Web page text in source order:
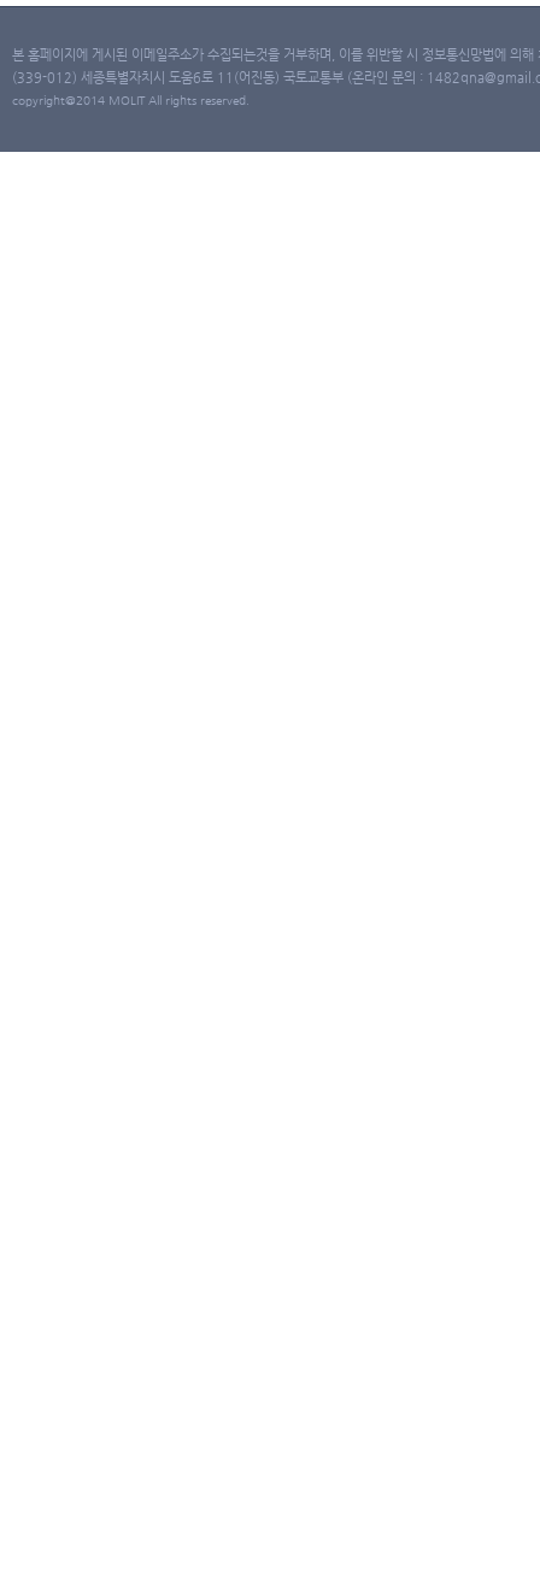
본 홈페이지에 게시된 이메일주소가 수집되는것을 거부하며, 이를 위반할 시 정보통신망법에 의
(339-012) 세종특별자치시 도움6로 11(어진동) 국토교통부 (온라인 문의 :
copyright@2014 MOLIT All rights reserved.